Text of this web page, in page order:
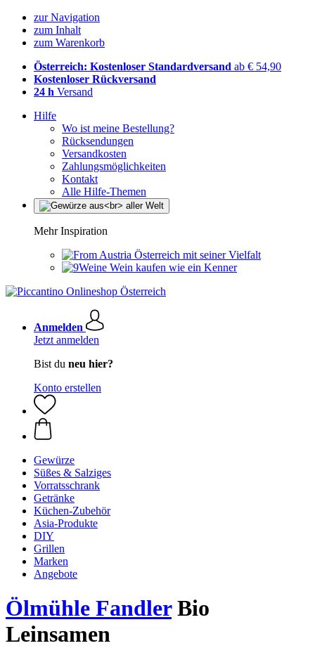
zur Navigation
zum Inhalt
zum Warenkorb
Österreich: Kostenloser Standardversand ab € 54,90
Kostenloser Rückversand
24 h Versand
Hilfe
Wo ist meine Bestellung?
Rücksendungen
Versandkosten
Zahlungsmöglichkeiten
Kontakt
Alle Hilfe-Themen
Mehr Inspiration
Österreich mit seiner Vielfalt
Wein kaufen wie ein Kenner
Anmelden
Jetzt anmelden
Bist du neu hier?
Konto erstellen
Gewürze
Süßes & Salziges
Vorratsschrank
Getränke
Küchen-Zubehör
Asia-Produkte
DIY
Grillen
Marken
Angebote
Ölmühle FandlerBio
Leinsamen